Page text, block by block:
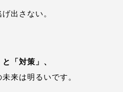
出さない。
「対策」、
来は明るいです。